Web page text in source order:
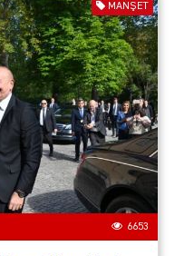
MANŞET
6653